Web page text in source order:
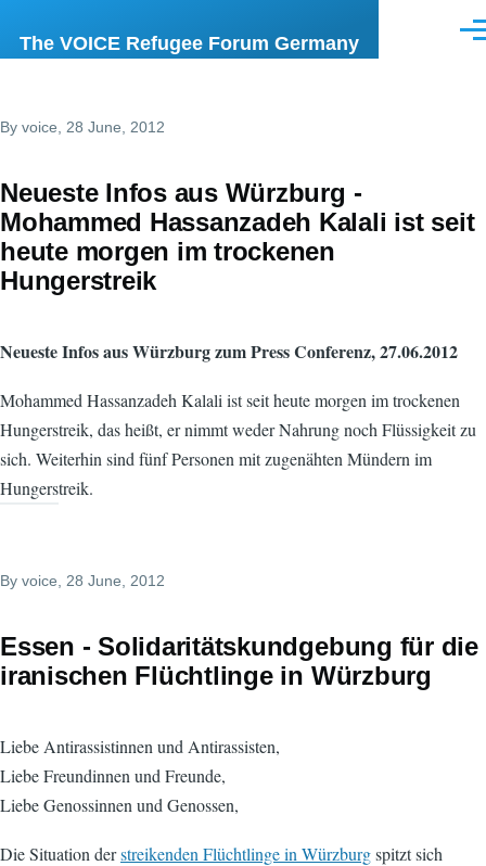
The VOICE Refugee Forum Germany
By voice , 28 June, 2012
Neueste Infos aus Würzburg -
Mohammed Hassanzadeh Kalali ist seit
heute morgen im trockenen
Hungerstreik
Neueste Infos aus Würzburg zum Press Conferenz, 27.06.2012
Mohammed Hassanzadeh Kalali ist seit heute morgen im trockenen
Hungerstreik, das heißt, er nimmt weder Nahrung noch Flüssigkeit zu
sich. Weiterhin sind fünf Personen mit zugenähten Mündern im
Hungerstreik.
By voice , 28 June, 2012
Essen - Solidaritätskundgebung für die
iranischen Flüchtlinge in Würzburg
Liebe Antirassistinnen und Antirassisten,
Liebe Freundinnen und Freunde,
Liebe Genossinnen und Genossen,
Die Situation derstreikenden Flüchtlinge in Würzburgspitzt sich